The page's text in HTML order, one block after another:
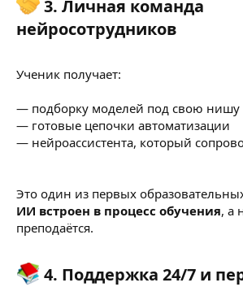
3. Личная команда
нейросотрудников
Ученик получает:
— подборку моделей под свою нишу
— готовые цепочки автоматизации
— нейроассистента, который
Это один из первых
ИИ встроен в процесс обучения, а
преподаётся.
4. Поддержка 24/7 и